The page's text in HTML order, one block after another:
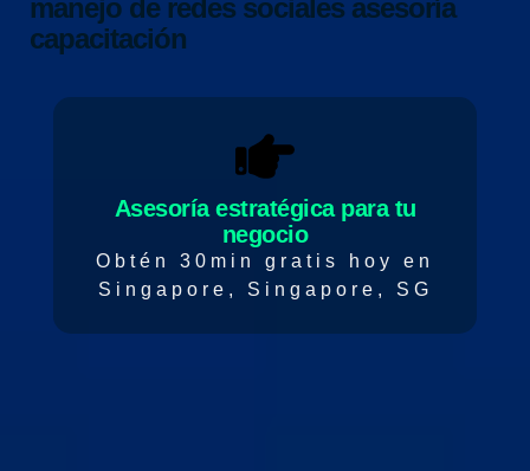
manejo de redes sociales asesoría
capacitación
Asesoría estratégica para tu
negocio
Obtén 30min gratis hoy en
Singapore, Singapore, SG